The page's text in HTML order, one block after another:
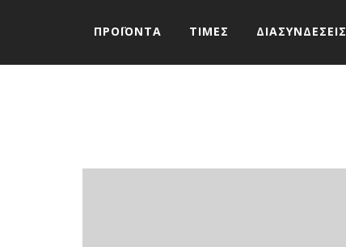
ΠΡΟΪΟΝΤΑ ΤΙΜΕΣ ΔΙΑΣΥΝΔΕΣΕΙΣ